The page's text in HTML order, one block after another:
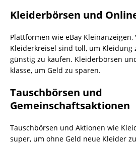
Kleiderbörsen und
Plattformen wie eBay Kleinanzeigen,
Kleiderkreisel sind toll, um Kleidung
günstig zu kaufen. Kleiderbörsen
klasse, um Geld zu sparen.
Tauschbörsen und
Gemeinschaftsaktionen
Tauschbörsen und Aktionen wie
super, um ohne Geld neue Kleider